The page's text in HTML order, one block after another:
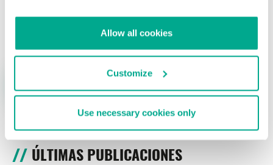
Allow all cookies
Customize
Use necessary cookies only
Nombre* Correo electrónico*
ÚLTIMAS PUBLICACIONES